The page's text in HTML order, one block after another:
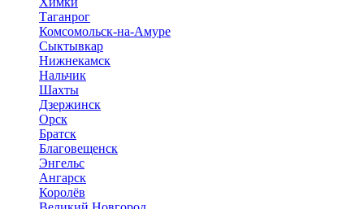
Таганрог
Комсомольск-на-Амуре
Сыктывкар
Нижнекамск
Нальчик
Шахты
Дзержинск
Орск
Братск
Благовещенск
Энгельс
Ангарск
Королёв